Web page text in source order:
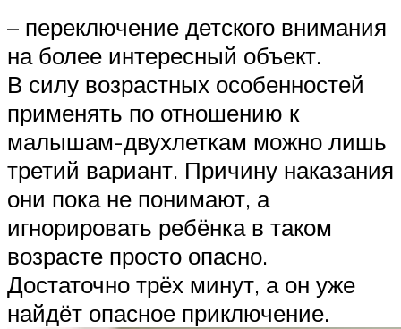
– переключение детского внимания
на более интересный объект.
В силу возрастных особенностей
применять по отношению к
малышам-двухлеткам можно лишь
третий вариант. Причину наказания
они пока не понимают, а
игнорировать ребёнка в таком
возрасте просто опасно.
Достаточно трёх минут, а он уже
найдёт опасное приключение.